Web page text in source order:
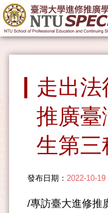
走出
推廣臺
生第三
發布日期： 2022-10-19
/專訪臺大進修推